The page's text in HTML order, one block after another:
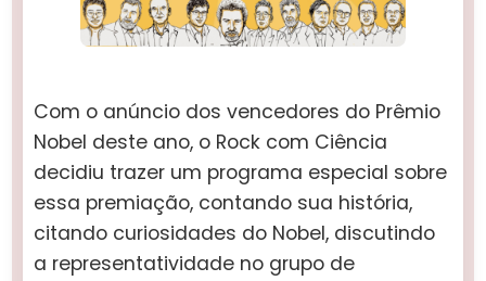
Com o anúncio dos vencedores do Prêmio
Nobel deste ano, o Rock com Ciência
decidiu trazer um programa especial sobre
essa premiação, contando sua história,
citando curiosidades do Nobel, discutindo
a representatividade no grupo de